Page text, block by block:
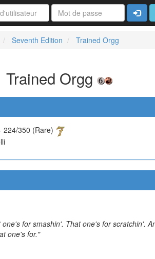
Seventh Edition Trained Orgg
Trained Orgg
224/350 (Rare)
for smashin'. That one's for scratchin'.
one's for."